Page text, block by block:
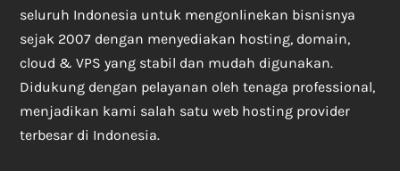
seluruh Indonesia untuk mengonlinekan bisnisnya
sejak 2007 dengan menyediakan hosting, domain,
cloud & VPS yang stabil dan mudah digunakan.
Didukung dengan pelayanan oleh tenaga professional,
menjadikan kami salah satu web hosting provider
terbesar di Indonesia.